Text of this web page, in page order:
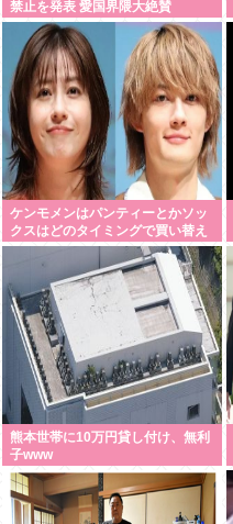
禁止を発表 愛国界隈大絶賛
ケンモメンはパンティーとかソッ
クスはどのタイミングで買い替え
てるの？
熊本世帯に10万円貸し付け、無利
子www